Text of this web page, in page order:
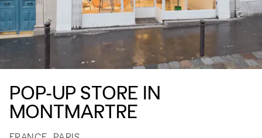
POP-UP STORE IN
MONTMARTRE